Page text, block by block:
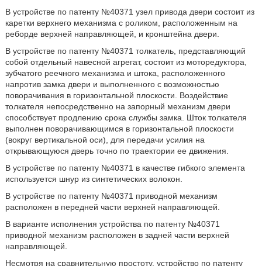
В устройстве по патенту №40371 узел привода двери состоит из
каретки верхнего механизма с роликом, расположенным на
реборде верхней направляющей, и кронштейна двери.
В устройстве по патенту №40371 толкатель, представляющий
собой отдельный навесной агрегат, состоит из моторедуктора,
зубчатого реечного механизма и штока, расположенного
напротив замка двери и выполненного с возможностью
поворачивания в горизонтальной плоскости. Воздействие
толкателя непосредственно на запорный механизм двери
способствует продлению срока службы замка. Шток толкателя
выполнен поворачивающимся в горизонтальной плоскости
(вокруг вертикальной оси), для передачи усилия на
открывающуюся дверь точно по траектории ее движения.
В устройстве по патенту №40371 в качестве гибкого элемента
используется шнур из синтетических волокон.
В устройстве по патенту №40371 приводной механизм
расположен в передней части верхней направляющей.
В варианте исполнения устройства по патенту №40371
приводной механизм расположен в задней части верхней
направляющей.
Несмотря на сравнительную простоту, устройство по патенту